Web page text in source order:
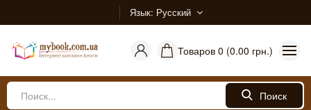
Язык Русский
Товаров 0 (0.00 грн.)
Поиск